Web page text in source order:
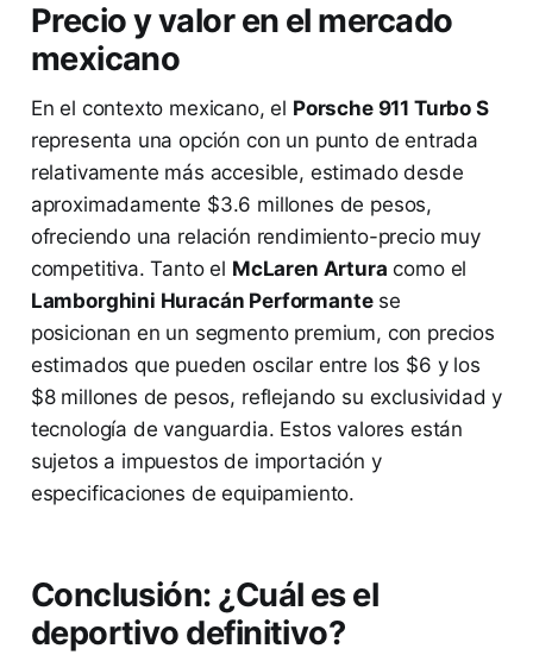
Precio y valor en el mercado
mexicano
En el contexto mexicano, el Porsche 911 Turbo S
representa una opción con un punto de entrada
relativamente más accesible, estimado desde
aproximadamente $3.6 millones de pesos,
ofreciendo una relación rendimiento-precio muy
competitiva. Tanto el McLaren Artura como el
Lamborghini Huracán Performantese
posicionan en un segmento premium, con precios
estimados que pueden oscilar entre los $6 y los
$8 millones de pesos, reflejando su exclusividad y
tecnología de vanguardia. Estos valores están
sujetos a impuestos de importación y
especificaciones de equipamiento.
Conclusión: ¿Cuál es el
deportivo definitivo?